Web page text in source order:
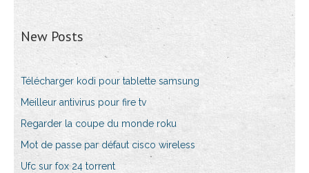
New Posts
Télécharger kodi pour tablette samsung
Meilleur antivirus pour fire tv
Regarder la coupe du monde roku
Mot de passe par défaut cisco wireless
Ufc sur fox 24 torrent